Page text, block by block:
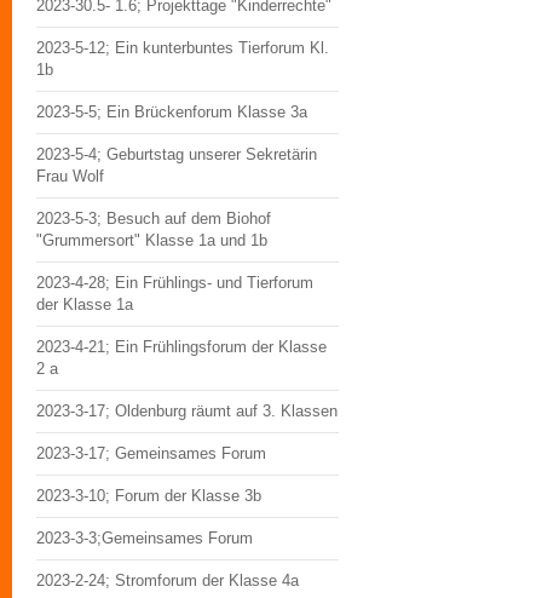
2023-30.5- 1.6; Projekttage "Kinderrechte"
2023-5-12; Ein kunterbuntes Tierforum Kl.
1b
2023-5-5; Ein Brückenforum Klasse 3a
2023-5-4; Geburtstag unserer Sekretärin
Frau Wolf
2023-5-3; Besuch auf dem Biohof
"Grummersort" Klasse 1a und 1b
2023-4-28; Ein Frühlings- und Tierforum
der Klasse 1a
2023-4-21; Ein Frühlingsforum der Klasse
2 a
2023-3-17; Oldenburg räumt auf 3. Klassen
2023-3-17; Gemeinsames Forum
2023-3-10; Forum der Klasse 3b
2023-3-3;Gemeinsames Forum
2023-2-24; Stromforum der Klasse 4a